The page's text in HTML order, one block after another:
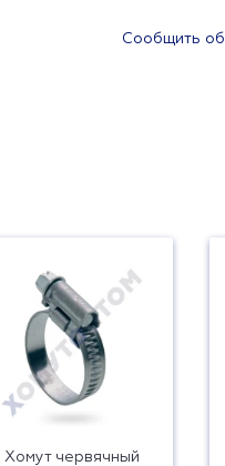
Сообщить
Хомут червячный